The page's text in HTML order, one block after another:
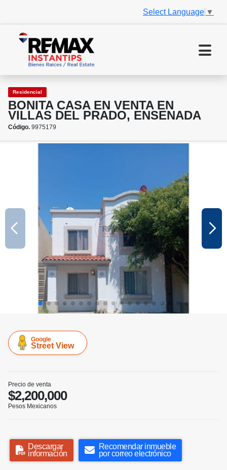
Select Language ▼
Residencial
BONITA CASA EN VENTA EN
VILLAS DEL PRADO, ENSENADA
Código. 9975179
Google
Street View
Precio de venta
$2,200,000
Pesos Mexicanos
Descargar
información
Recomendar inmueble
por correo electrónico